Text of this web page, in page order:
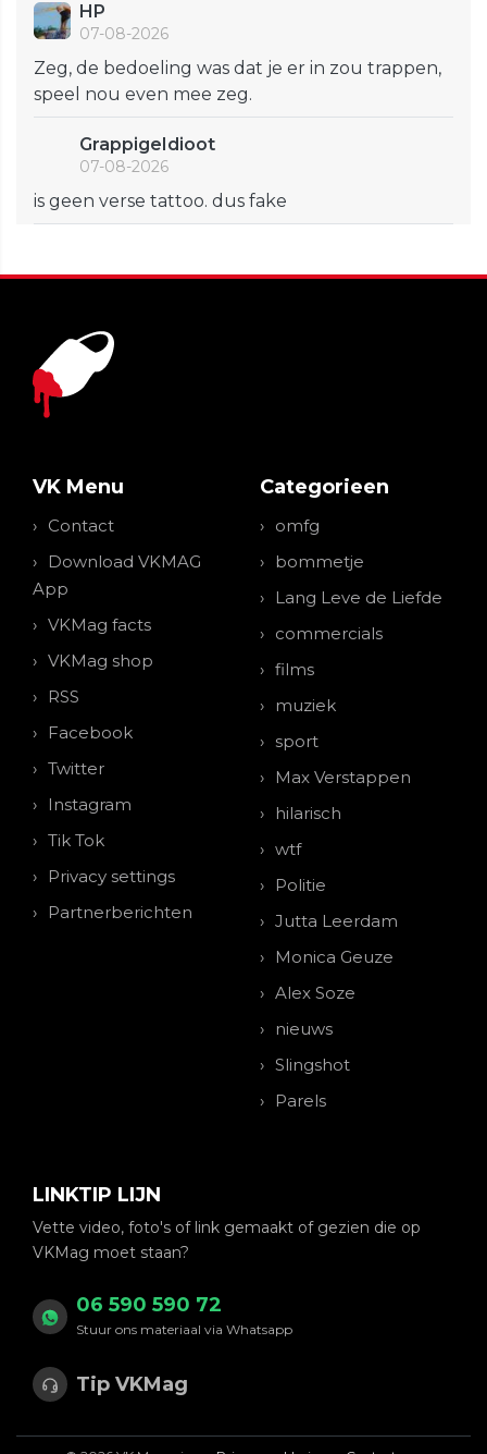
HP
07-08-2026
Zeg, de bedoeling was dat je er in zou trappen,
speel nou even mee zeg.
GrappigeIdioot
07-08-2026
is geen verse tattoo. dus fake
VK Menu
Contact
Download VKMAG
App
VKMag facts
VKMag shop
RSS
Facebook
Twitter
Instagram
Tik Tok
Privacy settings
Partnerberichten
Categorieen
omfg
bommetje
Lang Leve de Liefde
commercials
films
muziek
sport
Max Verstappen
hilarisch
wtf
Politie
Jutta Leerdam
Monica Geuze
Alex Soze
nieuws
Slingshot
Parels
LINKTIP LIJN
Vette video, foto's of link gemaakt of gezien die op
VKMag moet staan?
06 590 590 72
Stuur ons materiaal via Whatsapp
Tip VKMag